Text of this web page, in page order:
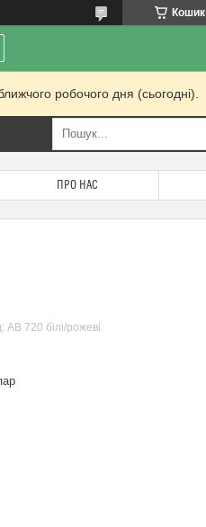
Кошик
робочого дня (сьогодні).
ПРО НАС
АВ 720 білі/рожеві